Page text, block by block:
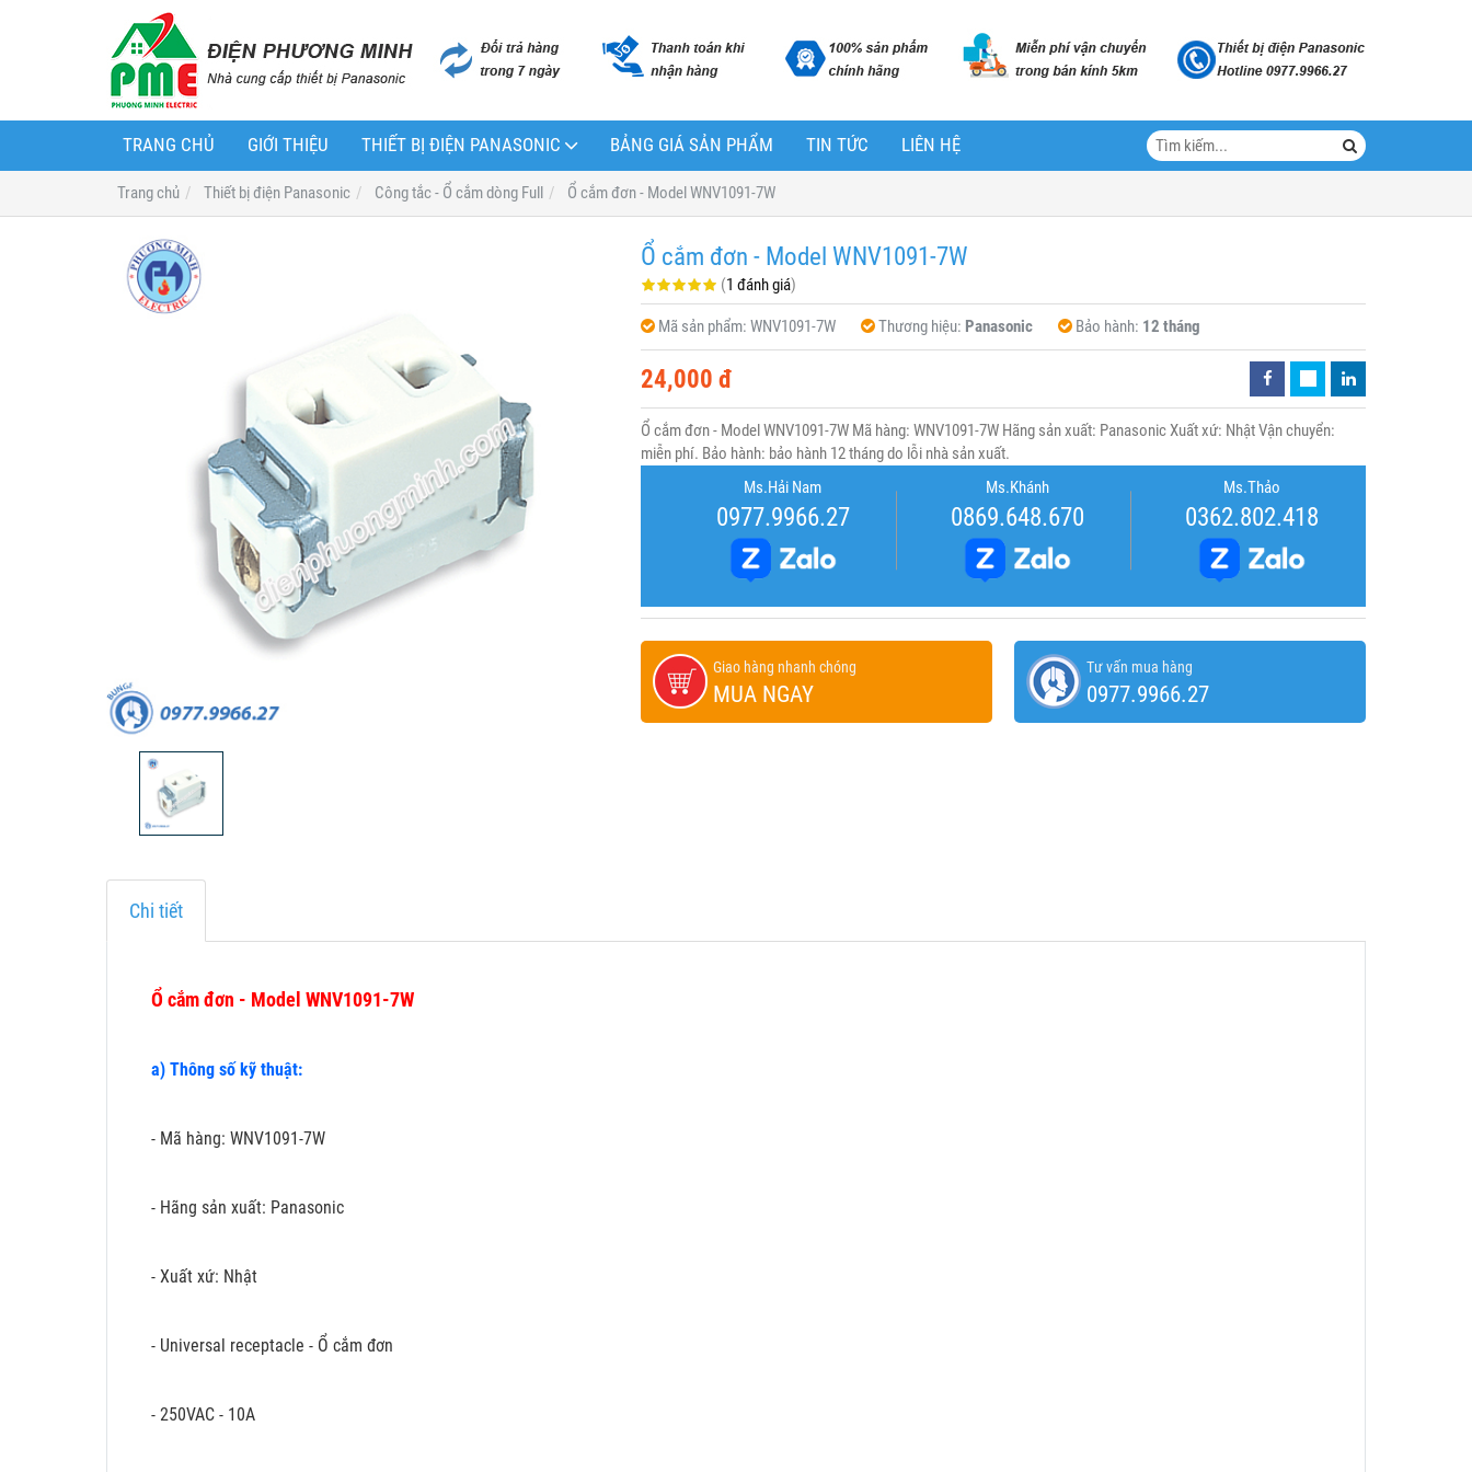
TRANG CHỦ GIỚI THIỆU THIẾT BỊ ĐIỆN PANASONIC BẢNG GIÁ SẢN PHẨM TIN TỨC LIÊN HỆ
Trang chủ Thiết bị điện Panasonic Công tắc - Ổ cắm dòng Full Ổ cắm đơn - Model WNV1091-7W
Ổ cắm đơn - Model WNV1091-7W
(1 đánh giá)
Mã sản phẩm: WNV1091-7W Thương hiệu: Panasonic Bảo hành: 12 tháng
24,000 đ
Ổ cắm đơn - Model WNV1091-7W Mã hàng: WNV1091-7W Hãng sản xuất: Panasonic Xuất xứ: Nhật Vận chuyển:
miễn phí. Bảo hành: bảo hành 12 tháng do lỗi nhà sản xuất.
Ms.Hải Nam
0977.9966.27
Ms.Khánh
0869.648.670
Ms.Thảo
0362.802.418
Giao hàng nhanh chóng
MUA NGAY
Tư vấn mua hàng
0977.9966.27
Chi tiết
Ổ cắm đơn - Model WNV1091-7W
a) Thông số kỹ thuật:
- Mã hàng: WNV1091-7W
- Hãng sản xuất: Panasonic
- Xuất xứ: Nhật
- Universal receptacle - Ổ cắm đơn
- 250VAC - 10A